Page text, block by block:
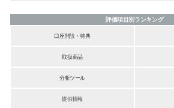
評価項目別ランキング
口座開設・特典
取扱商品
分析ツール
提供情報